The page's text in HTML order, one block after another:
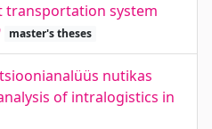
transportation system
master's theses
nutikas
of intralogistics in